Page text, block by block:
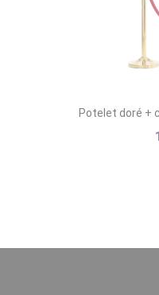
Potelet doré +